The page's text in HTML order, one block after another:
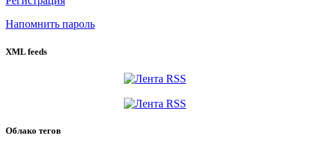
Напомнить пароль
XML feeds
Облако тегов